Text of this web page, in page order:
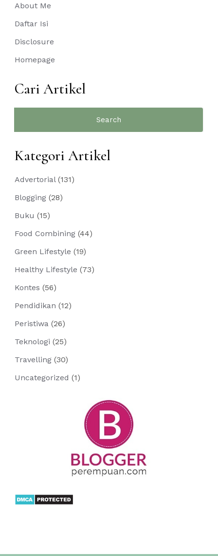
About Me
Daftar Isi
Disclosure
Homepage
Cari Artikel
Kategori Artikel
Advertorial (131)
Blogging (28)
Buku (15)
Food Combining (44)
Green Lifestyle (19)
Healthy Lifestyle (73)
Kontes (56)
Pendidikan (12)
Peristiwa (26)
Teknologi (25)
Travelling (30)
Uncategorized (1)